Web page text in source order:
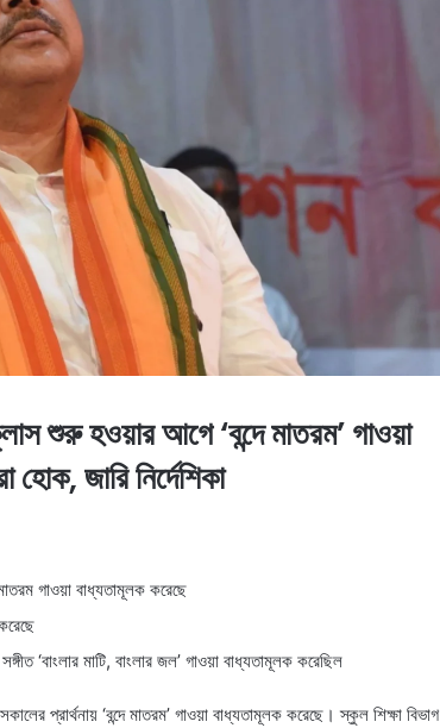
আগে ‘বন্দে মাতরম’ গাওয়া
জারি নির্দেশিকা
গাওয়া বাধ্যতামূলক করেছে
‘বাংলার মাটি, বাংলার জল’ গাওয়া বাধ্যতামূলক করেছিল
প্রার্থনায় ‘বন্দে মাতরম’ গাওয়া বাধ্যতামূলক করেছে। স্কুল শিক্ষা বিভাগ